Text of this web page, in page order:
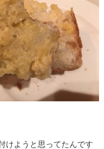
けようと思ってたんです